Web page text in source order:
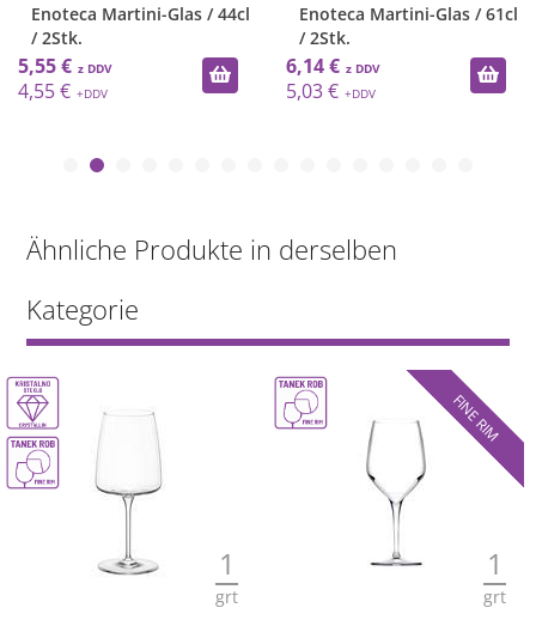
Enoteca Martini-Glas / 44cl
/ 2Stk.
5,55 €
4,55 €
Enoteca Martini-Glas / 61cl
/ 2Stk.
6,14 €
5,03 €
Ähnliche Produkte in derselben
Kategorie
1
grt
1
grt
FINE RIM